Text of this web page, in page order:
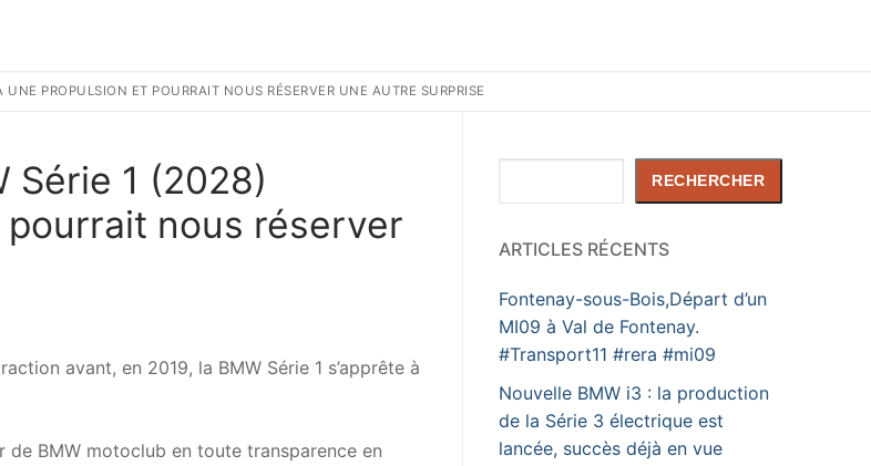
PROPULSION ET POURRAIT NOUS RÉSERVER UNE AUTRE SURPRISE
Série 1 (2028)
nous réserver
avant, en 2019, la BMW Série 1 s’apprête à
de BMW motoclub en toute transparence en
RECHERCHER
ARTICLES RÉCENTS
Fontenay-sous-Bois,Départ d’un
MI09 à Val de Fontenay.
#Transport11 #rera #mi09
Nouvelle BMW i3 : la production
de la Série 3 électrique est
lancée, succès déjà en vue